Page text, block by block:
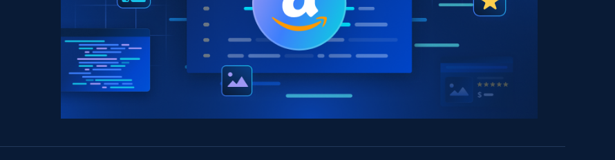
实时网页数据，采集即交付
静态ISP代理
数据中心代理